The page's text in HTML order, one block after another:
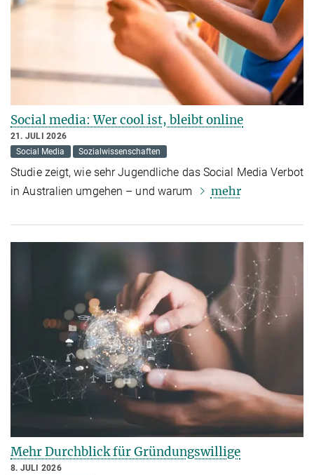
Social media: Wer cool ist, bleibt online
21. JULI 2026
Social Media
Sozialwissenschaften
Studie zeigt, wie sehr Jugendliche das Social Media Verbot
in Australien umgehen – und warum
mehr
Mehr Durchblick für Gründungswillige
8. JULI 2026